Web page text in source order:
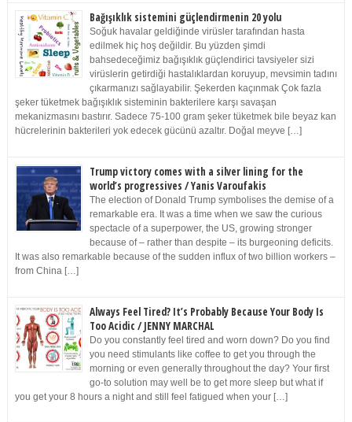
Bağışıklık sistemini güçlendirmenin 20 yolu
Soğuk havalar geldiğinde virüsler tarafından hasta
edilmek hiç hoş değildir. Bu yüzden şimdi
bahsedeceğimiz bağışıklık güçlendirici tavsiyeler sizi
virüslerin getirdiği hastalıklardan koruyup, mevsimin tadını
çıkarmanızı sağlayabilir. Şekerden kaçınmak Çok fazla
şeker tüketmek bağışıklık sisteminin bakterilere karşı savaşan
mekanizmasını bastırır. Sadece 75-100 gram şeker tüketmek bile beyaz kan
hücrelerinin bakterileri yok edecek gücünü azaltır. Doğal meyve […]
Trump victory comes with a silver lining for the
world’s progressives / Yanis Varoufakis
The election of Donald Trump symbolises the demise of a
remarkable era. It was a time when we saw the curious
spectacle of a superpower, the US, growing stronger
because of – rather than despite – its burgeoning deficits.
It was also remarkable because of the sudden influx of two billion workers –
from China […]
Always Feel Tired? It’s Probably Because Your Body Is
Too Acidic / JENNY MARCHAL
Do you constantly feel tired and worn down? Do you find
you need stimulants like coffee to get you through the
morning or even generally throughout the day? Your first
go-to solution may well be to get more sleep but what if
you get your 8 hours a night and still feel fatigued when your […]